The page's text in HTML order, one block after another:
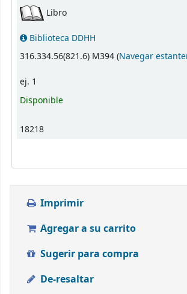
Existencias
Libro
Biblioteca DDHH
316.334.56(821.6) M394 (Navegar
ej. 1
Disponible
18218
Imprimir
Agregar a su carrito
Sugerir para compra
De-resaltar